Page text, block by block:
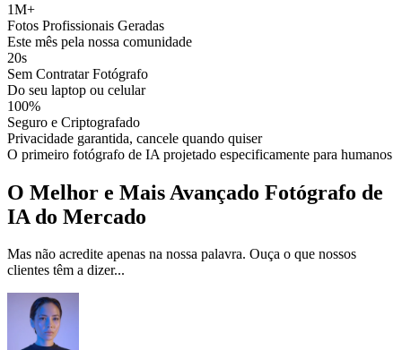
1M+
Fotos Profissionais Geradas
Este mês pela nossa comunidade
20s
Sem Contratar Fotógrafo
Do seu laptop ou celular
100%
Seguro e Criptografado
Privacidade garantida, cancele quando quiser
O primeiro fotógrafo de IA projetado especificamente para humanos
O Melhor e Mais Avançado Fotógrafo de
IA do Mercado
Mas não acredite apenas na nossa palavra. Ouça o que nossos
clientes têm a dizer...